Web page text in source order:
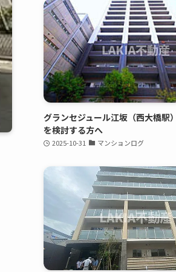
グランセジュール江坂（西大橋駅
を検討する方へ
2025-10-31 マンションログ